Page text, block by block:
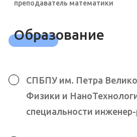
Санкт-Петербург
Вожатая в детских образовательных